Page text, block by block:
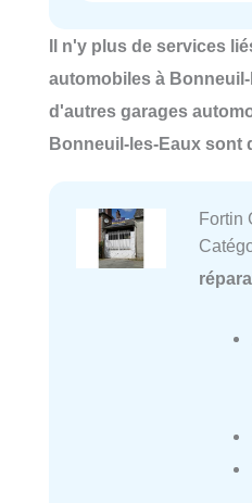
Il n'y plus de services
automobiles à
d'autres garages
Bonneuil-les-Eaux sont
Fortin